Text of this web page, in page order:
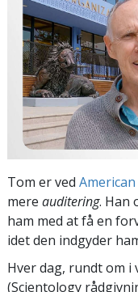
Tom er ved
mere auditering. Han
ham med at få en
idet den indgyder
Hver dag, rundt om i
(Scientology